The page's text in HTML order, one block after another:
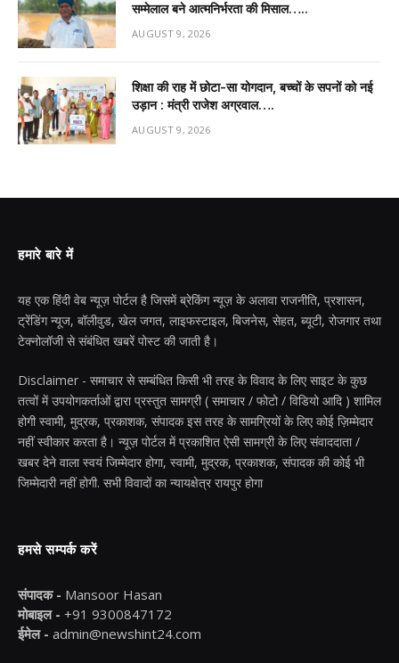
सम्मेलाल बने आत्मनिर्भरता की मिसाल…..
AUGUST 9, 2026
शिक्षा की राह में छोटा-सा योगदान, बच्चों के सपनों को नई
उड़ान : मंत्री राजेश अग्रवाल….
AUGUST 9, 2026
हमारे बारे में
यह एक हिंदी वेब न्यूज़ पोर्टल है जिसमें ब्रेकिंग न्यूज़ के अलावा राजनीति, प्रशासन,
ट्रेंडिंग न्यूज, बॉलीवुड, खेल जगत, लाइफस्टाइल, बिजनेस, सेहत, ब्यूटी, रोजगार तथा
टेक्नोलॉजी से संबंधित खबरें पोस्ट की जाती है।
Disclaimer - समाचार से सम्बंधित किसी भी तरह के विवाद के लिए साइट के कुछ
तत्वों में उपयोगकर्ताओं द्वारा प्रस्तुत सामग्री ( समाचार / फोटो / विडियो आदि ) शामिल
होगी स्वामी, मुद्रक, प्रकाशक, संपादक इस तरह के सामग्रियों के लिए कोई ज़िम्मेदार
नहीं स्वीकार करता है। न्यूज़ पोर्टल में प्रकाशित ऐसी सामग्री के लिए संवाददाता /
खबर देने वाला स्वयं जिम्मेदार होगा, स्वामी, मुद्रक, प्रकाशक, संपादक की कोई भी
जिम्मेदारी नहीं होगी. सभी विवादों का न्यायक्षेत्र रायपुर होगा
हमसे सम्पर्क करें
संपादक - Mansoor Hasan
मोबाइल - +91 9300847172
ईमेल - admin@newshint24.com